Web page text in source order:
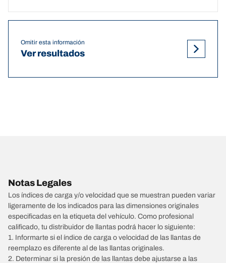
Omitir esta información
Ver resultados
Notas Legales
Los índices de carga y/o velocidad que se muestran pueden variar
ligeramente de los indicados para las dimensiones originales
especificadas en la etiqueta del vehículo. Como profesional
calificado, tu distribuidor de llantas podrá hacer lo siguiente:
1. Informarte si el índice de carga o velocidad de las llantas de
reemplazo es diferente al de las llantas originales.
2. Determinar si la presión de las llantas debe ajustarse a las